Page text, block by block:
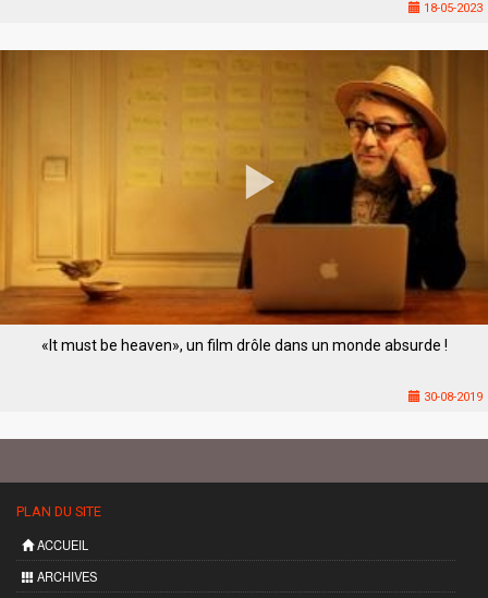
18-05-2023
«It must be heaven», un film drôle dans un monde absurde !
30-08-2019
PLAN DU SITE
ACCUEIL
ARCHIVES